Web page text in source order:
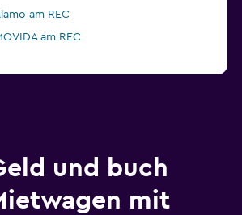
am REC
am REC
und buch
mit